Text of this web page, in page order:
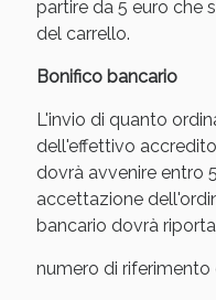
partire da 5 euro che
del carrello.
Bonifico bancario
L'invio di quanto
dell'effettivo
dovrà avvenire entro
accettazione
bancario dovrà
numero di riferimento
Sconto fino